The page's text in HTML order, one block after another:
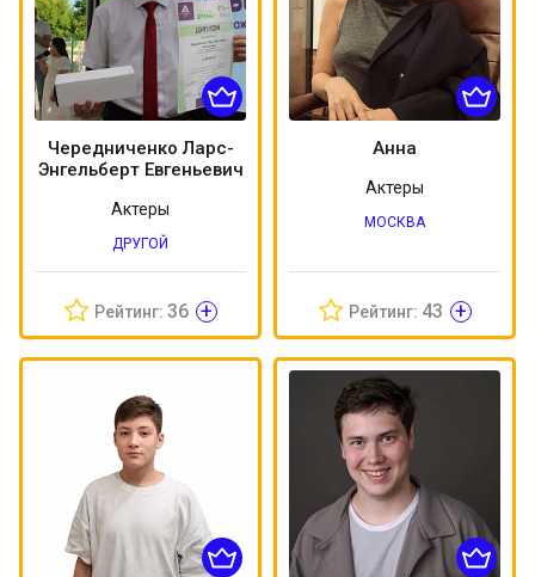
Чередниченко Ларс-
Энгельберт Евгеньевич
Актеры
ДРУГОЙ
Рейтинг: 36 +
Анна
Актеры
МОСКВА
Рейтинг: 43 +